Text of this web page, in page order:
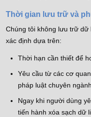
Thời gian lưu trữ và
Chúng tôi không lưu trữ
xác định dựa trên:
Thời hạn cần thiết để
Yêu cầu từ các cơ
pháp luật chuyên ngành.
Ngay khi người dùng
tiến hành xóa sạch dữ